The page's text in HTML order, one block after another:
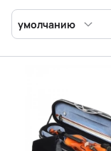
умолчанию